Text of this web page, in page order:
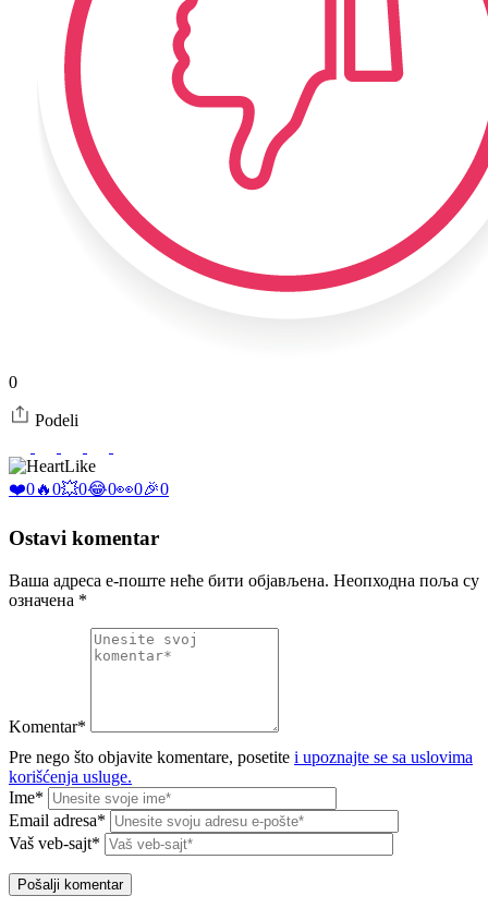
0
Podeli
Like
❤️0🔥0💥0😂0👀0🎉0
Ostavi komentar
Ваша адреса е-поште неће бити објављена. Неопходна поља су
означена *
Komentar*
Pre nego što objavite komentare, posetite i upoznajte se sa uslovima
korišćenja usluge.
Ime*
Email adresa*
Vaš veb-sajt*